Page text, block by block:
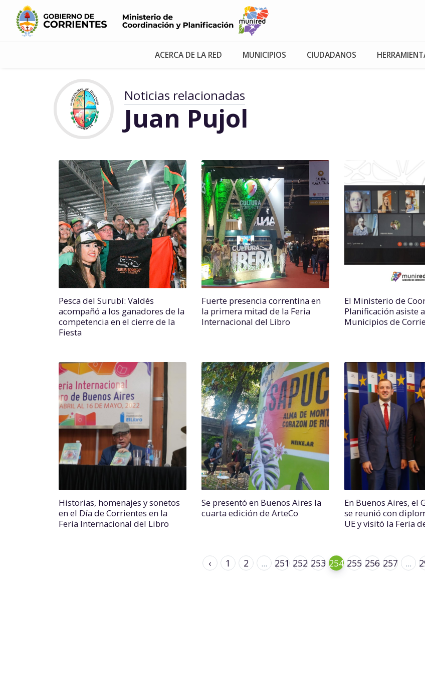
ACERCA DE LA RED MUNICIPIOS CIUDADANOS
Noticias relacionadas
Juan Pujol
Pesca del Surubí: Valdés
acompañó a los ganadores de la
competencia en el cierre de la
Fiesta
Fuerte presencia correntina en
la primera mitad de la Feria
Internacional del Libro
El Ministerio de
Planificación asiste
Municipios de
Historias, homenajes y sonetos
en el Día de Corrientes en la
Feria Internacional del Libro
Se presentó en Buenos Aires la
cuarta edición de ArteCo
En Buenos Aires, el
se reunió con
UE y visitó la Feria
‹ 1 2 ... 251 252 253 254 255 256 257 ...